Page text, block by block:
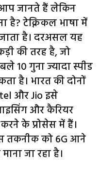
जानते हैं लेकिन
है? टेक्निकल भाषा में
है। दरअसल यह
की तरह है, जो
10 गुना ज्यादा स्पीड
है। भारत की दोनों
और Jio इसे
और कैरियर
के प्रोसेस में हैं।
तकनीक को 6G आने
जा रहा है।